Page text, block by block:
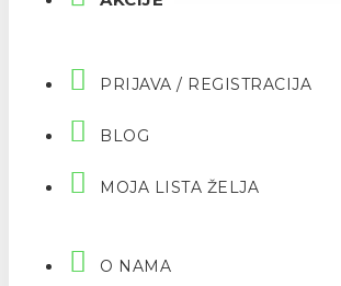
PRIJAVA / REGISTRACIJA
BLOG
MOJA LISTA ŽELJA
O NAMA